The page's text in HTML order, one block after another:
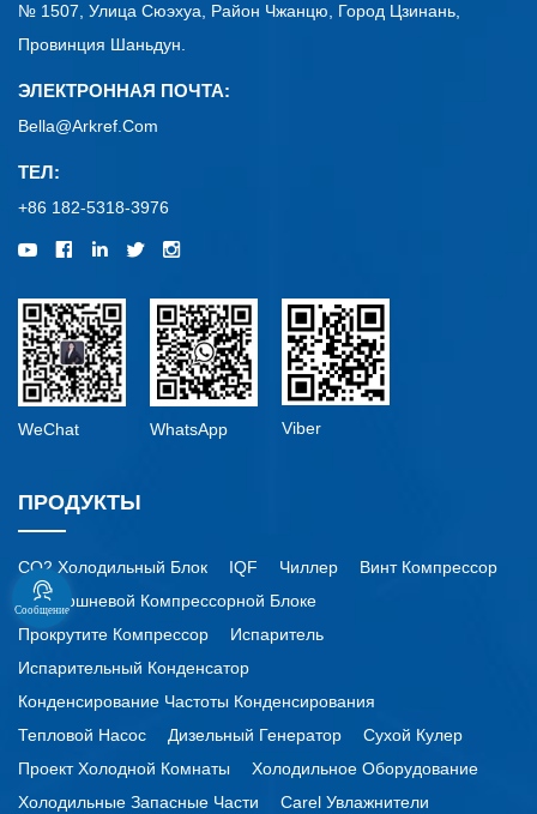
Сообщение
№ 1507, Улица Сюэхуа, Район Чжанцю, Город Цзинань,
Провинция Шаньдун.
ЭЛЕКТРОННАЯ ПОЧТА:
Bella@arkref.com
ТЕЛ:
+86 182-5318-3976
WeChat WhatsApp Viber
ПРОДУКТЫ
CO2 Холодильный Блок IQF Чиллер
Винт Компрессор
По Поршневой Компрессорной Блоке
Прокрутите Компрессор
Испаритель
Испарительный Конденсатор
Конденсирование Частоты Конденсирования
Тепловой Насос
Дизельный Генератор
Сухой Кулер
Проект Холодной Комнаты
Холодильное Оборудование
Холодильные Запасные Части
Carel Увлажнители